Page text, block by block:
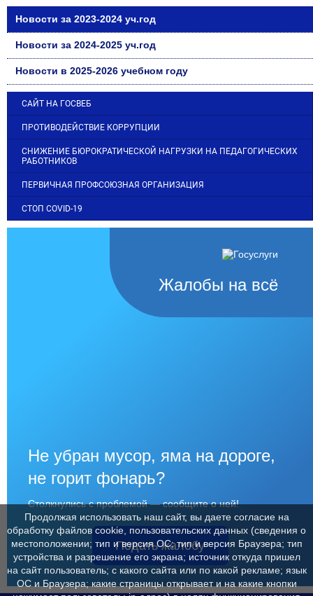
Новости за 2023-2024 уч.год
Новости за 2024-2025 уч.год
Новости в 2025-2026 учебном году
САЙТ НА ГОСВЕБ
ПРОТИВОДЕЙСТВИЕ КОРРУПЦИИ
СНИЖЕНИЕ БЮРОКРАТИЧЕСКОЙ НАГРУЗКИ НА ПЕДАГОГИЧЕСКИХ
РАБОТНИКОВ
ПЕРВИЧНАЯ ПРОФСОЮЗНАЯ ОРГАНИЗАЦИЯ
СТОП COVID-19
Жалобы на всё
Не убран мусор, яма на дороге,
не горит фонарь?
Столкнулись с проблемой — сообщите о ней!
Подать жалобу
Продолжая использовать наш сайт, вы даете согласие на
обработку файлов cookie, пользовательских данных (сведения о
местоположении; тип и версия ОС; тип и версия Браузера; тип
устройства и разрешение его экрана; источник откуда пришел
на сайт пользователь; с какого сайта или по какой рекламе; язык
ОС и Браузера; какие страницы открывает и на какие кнопки